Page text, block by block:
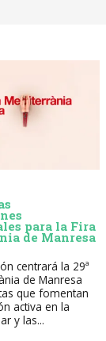
para la Fira
de Manresa
centrará la 29ª
de Manresa
que fomentan
activa en la
y las...